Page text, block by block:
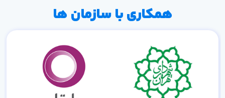
همکاری با سازمان ها